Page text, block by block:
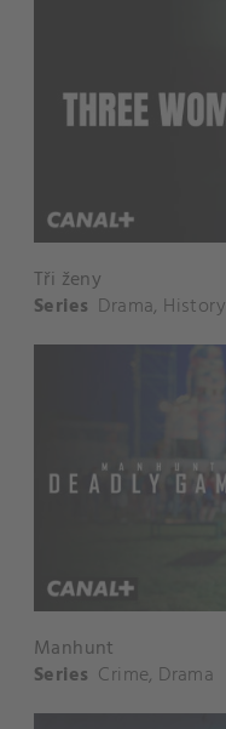
Tři ženy
Series Drama, History
Manhunt
Series Crime, Drama